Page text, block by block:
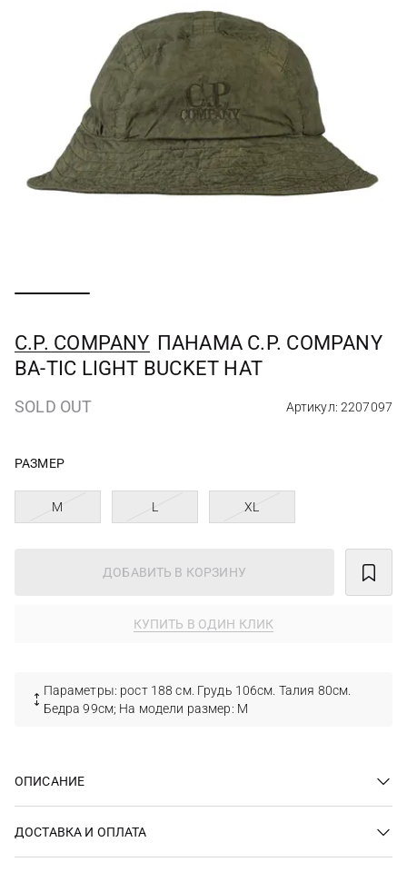
C.P. COMPANY ПАНАМА C.P. COMPANY
BA-TIC LIGHT BUCKET HAT
SOLD OUT Артикул: 2207097
РАЗМЕР
M L XL
ДОБАВИТЬ В КОРЗИНУ
КУПИТЬ В ОДИН КЛИК
Параметры: рост 188 см. Грудь 106см. Талия 80см.
Бедра 99см; На модели размер: М
ОПИСАНИЕ
ДОСТАВКА И ОПЛАТА